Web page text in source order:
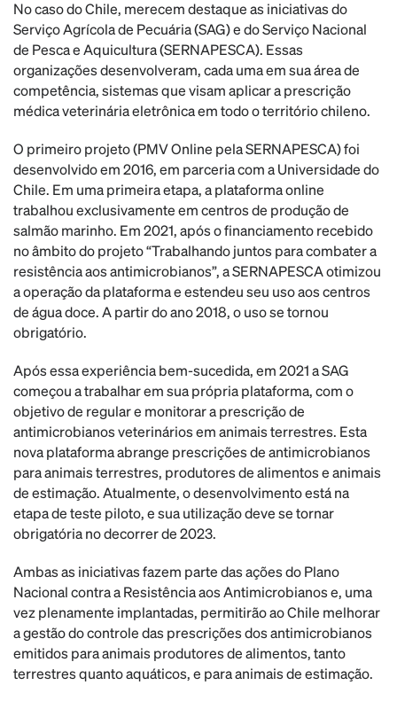
No caso do Chile, merecem destaque as iniciativas do
Serviço Agrícola de Pecuária (SAG) e do Serviço Nacional
de Pesca e Aquicultura (SERNAPESCA). Essas
organizações desenvolveram, cada uma em sua área de
competência, sistemas que visam aplicar a prescrição
médica veterinária eletrônica em todo o território chileno.
O primeiro projeto (PMV Online pela SERNAPESCA) foi
desenvolvido em 2016, em parceria com a Universidade do
Chile. Em uma primeira etapa, a plataforma online
trabalhou exclusivamente em centros de produção de
salmão marinho. Em 2021, após o financiamento recebido
no âmbito do projeto “Trabalhando juntos para combater a
resistência aos antimicrobianos”, a SERNAPESCA otimizou
a operação da plataforma e estendeu seu uso aos centros
de água doce. A partir do ano 2018, o uso se tornou
obrigatório.
Após essa experiência bem-sucedida, em 2021 a SAG
começou a trabalhar em sua própria plataforma, com o
objetivo de regular e monitorar a prescrição de
antimicrobianos veterinários em animais terrestres. Esta
nova plataforma abrange prescrições de antimicrobianos
para animais terrestres, produtores de alimentos e animais
de estimação. Atualmente, o desenvolvimento está na
etapa de teste piloto, e sua utilização deve se tornar
obrigatória no decorrer de 2023.
Ambas as iniciativas fazem parte das ações do Plano
Nacional contra a Resistência aos Antimicrobianos e, uma
vez plenamente implantadas, permitirão ao Chile melhorar
a gestão do controle das prescrições dos antimicrobianos
emitidos para animais produtores de alimentos, tanto
terrestres quanto aquáticos, e para animais de estimação.